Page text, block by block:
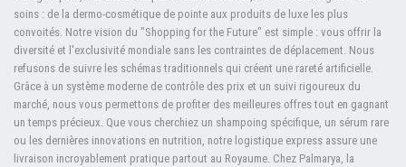
soins : de la dermo-cosmétique de pointe aux produits de luxe les plus
convoités. Notre vision du "Shopping for the Future" est simple : vous offrir la
diversité et l'exclusivité mondiale sans les contraintes de déplacement. Nous
refusons de suivre les schémas traditionnels qui créent une rareté artificielle.
Grâce à un système moderne de contrôle des prix et un suivi rigoureux du
marché, nous vous permettons de profiter des meilleures offres tout en gagnant
un temps précieux. Que vous cherchiez un shampoing spécifique, un sérum rare
ou les dernières innovations en nutrition, notre logistique express assure une
livraison incroyablement pratique partout au Royaume. Chez Palmarya, la